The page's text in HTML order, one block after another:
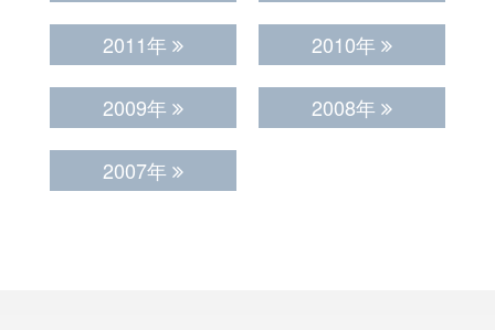
2011年 2010年
2009年 2008年
2007年